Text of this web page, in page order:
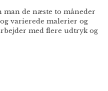
man de næste to måneder
varierede malerier og
med flere udtryk og